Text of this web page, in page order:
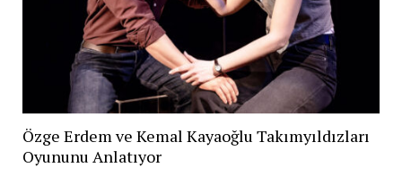
Özge Erdem ve Kemal Kayaoğlu Takımyıldızları
Oyununu Anlatıyor